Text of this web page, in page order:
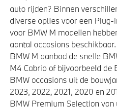
auto rijden? Binnen
diverse opties voor een
voor BMW M modellen
aantal occasions
BMW M aanbod de snelle
M4 Cabrio of bijvoorbeeld de
BMW occasions uit de
2023, 2022, 2021, 2020 en
BMW Premium Selection van